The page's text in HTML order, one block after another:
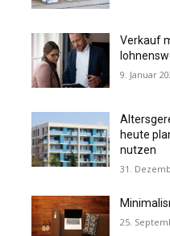
Verkauf
9. Januar
heute
nutzen
31.
25.